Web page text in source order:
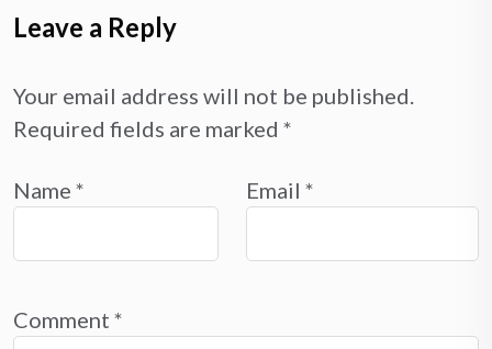
Leave a Reply
Your email address will not be published.
Required fields are marked *
Name * Email *
Comment *